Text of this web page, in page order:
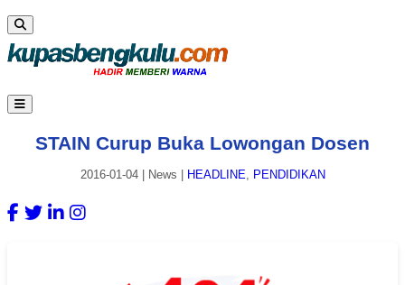
STAIN Curup Buka Lowongan Dosen
2016-01-04| News HEADLINE, PENDIDIKAN